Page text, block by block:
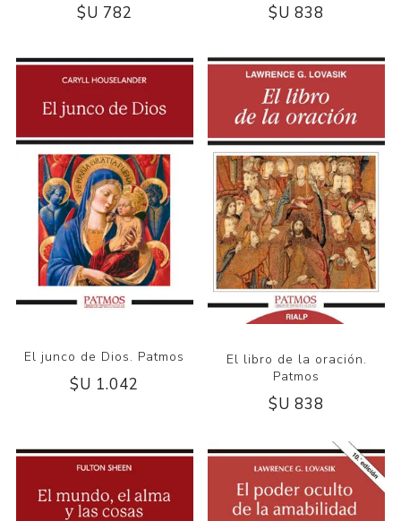
$U 782 $U 838
El junco de Dios. Patmos
$U 1.042
El libro de la oración.
Patmos
$U 838